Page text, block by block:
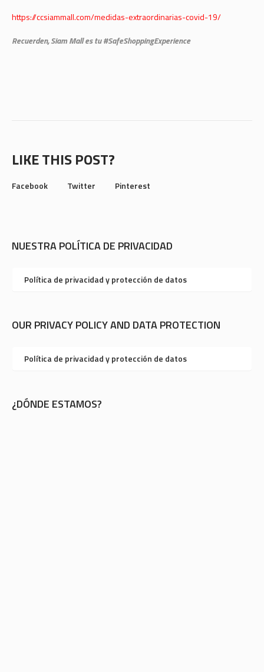
https://ccsiammall.com/medidas-extraordinarias-covid-19/
Recuerden, Siam Mall es tu #SafeShoppingExperience
LIKE THIS POST?
Facebook Twitter Pinterest
NUESTRA POLÍTICA DE PRIVACIDAD
Política de privacidad y protección de datos
OUR PRIVACY POLICY AND DATA PROTECTION
Política de privacidad y protección de datos
¿DÓNDE ESTAMOS?